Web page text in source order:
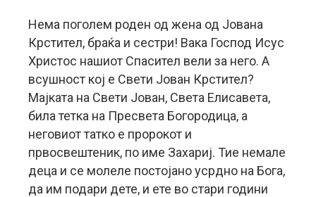
Нема поголем роден од жена од Јована
Крстител, браќа и сестри! Вака Господ Исус
Христос нашиот Спасител вели за него. А
всушност кој е Свети Јован Крстител?
Мајката на Свети Јован, Света Елисавета,
била тетка на Пресвета Богородица, а
неговиот татко е пророкот и
првосвештеник, по име Захариј. Тие немале
деца и се молеле постојано усрдно на Бога,
да им подари дете, и ете во стари години